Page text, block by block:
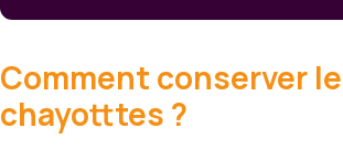
Comment conserver
chayotttes ?